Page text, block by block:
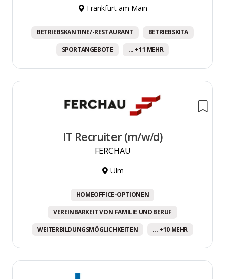
Frankfurt am Main
BETRIEBSKANTINE/-RESTAURANT BETRIEBSKITA
SPORTANGEBOTE ... +11 MEHR
IT Recruiter (m/w/d)
FERCHAU
Ulm
HOMEOFFICE-OPTIONEN
VEREINBARKEIT VON FAMILIE UND BERUF
WEITERBILDUNGSMÖGLICHKEITEN ... +10 MEHR